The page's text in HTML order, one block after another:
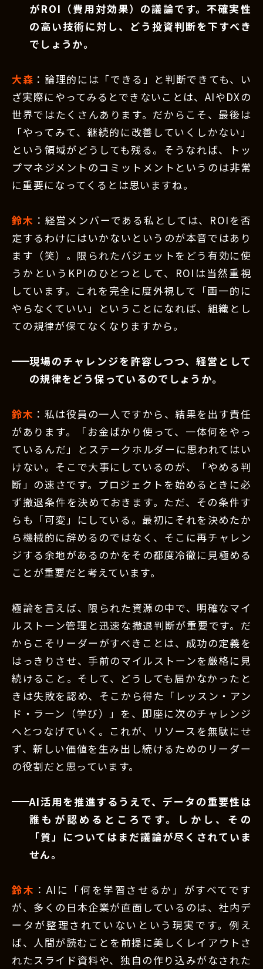
がROI（費用対効果）の議論です。不確実性
の高い技術に対し、どう投資判断を下すべき
でしょうか。
大森 ：論理的には「できる」と判断できても、い
ざ実際にやってみるとできないことは、AIやDXの
世界ではたくさんあります。だからこそ、最後は
「やってみて、継続的に改善していくしかない」
という領域がどうしても残る。そうなれば、トッ
プマネジメントのコミットメントというのは非常
に重要になってくるとは思いますね。
鈴木 ：経営メンバーである私としては、ROIを否
定するわけにはいかないというのが本音ではあり
ます（笑）。限られたバジェットをどう有効に使
うかというKPIのひとつとして、ROIは当然重視
しています。これを完全に度外視して「画一的に
やらなくていい」ということになれば、組織とし
ての規律が保てなくなりますから。
現場のチャレンジを許容しつつ、経営として
の規律をどう保っているのでしょうか。
鈴木 ：私は役員の一人ですから、結果を出す責任
があります。「お金ばかり使って、一体何をやっ
ているんだ」とステークホルダーに思われてはい
けない。そこで大事にしているのが、「やめる判
断」の速さです。プロジェクトを始めるときに必
ず撤退条件を決めておきます。ただ、その条件す
らも「可変」にしている。最初にそれを決めたか
ら機械的に辞めるのではなく、そこに再チャレン
ジする余地があるのかをその都度冷徹に見極める
ことが重要だと考えています。
極論を言えば、限られた資源の中で、明確なマイ
ルストーン管理と迅速な撤退判断が重要です。だ
からこそリーダーがすべきことは、成功の定義を
はっきりさせ、手前のマイルストーンを厳格に見
続けること。そして、どうしても届かなかったと
きは失敗を認め、そこから得た「レッスン・アン
ド・ラーン（学び）」を、即座に次のチャレンジ
へとつなげていく。これが、リソースを無駄にせ
ず、新しい価値を生み出し続けるためのリーダー
の役割だと思っています。
AI活用を推進するうえで、データの重要性は
誰もが認めるところです。しかし、その
「質」についてはまだ議論が尽くされていま
せん。
鈴木 ：AIに「何を学習させるか」がすべてです
が、多くの日本企業が直面しているのは、社内デ
ータが整理されていないという現実です。例え
ば、人間が読むことを前提に美しくレイアウトさ
れたスライド資料や、独自の作り込みがなされた